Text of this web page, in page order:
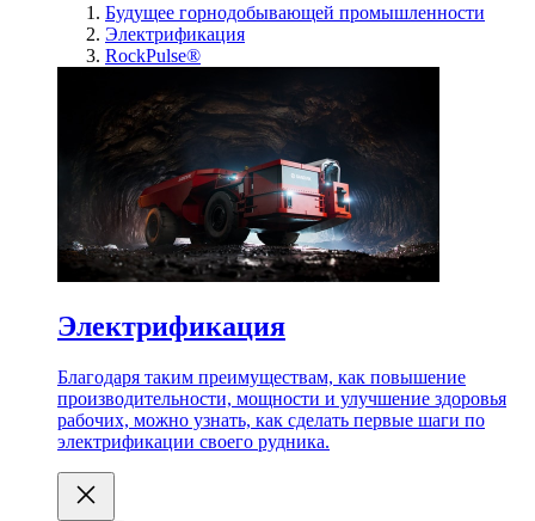
Будущее горнодобывающей промышленности
Электрификация
RockPulse®
Электрификация
Благодаря таким преимуществам, как повышение
производительности, мощности и улучшение здоровья
рабочих, можно узнать, как сделать первые шаги по
электрификации своего рудника.